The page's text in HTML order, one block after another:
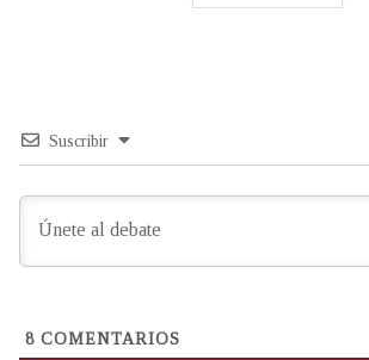
Suscribir
8 COMENTARIOS